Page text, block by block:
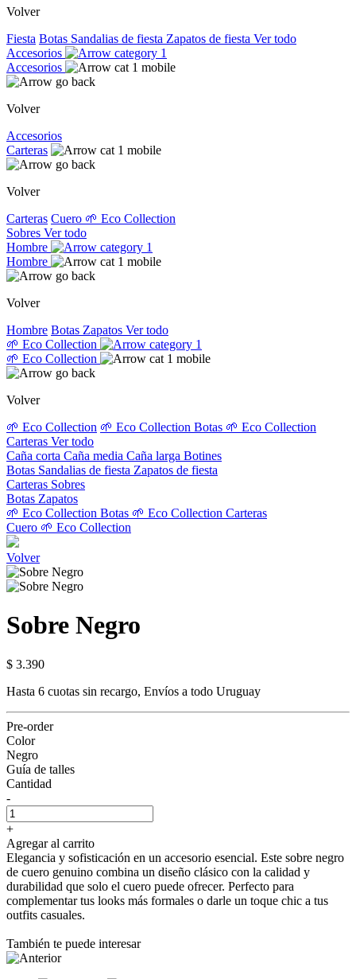
Volver
Fiesta Botas Sandalias de fiesta Zapatos de fiesta Ver todo
Accesorios
Accesorios
Volver
Accesorios
Carteras
Volver
Carteras Cuero 🌱 Eco Collection
Sobres Ver todo
Hombre
Hombre
Volver
Hombre Botas Zapatos Ver todo
🌱 Eco Collection
🌱 Eco Collection
Volver
🌱 Eco Collection 🌱 Eco Collection Botas 🌱 Eco Collection
Carteras Ver todo
Caña corta Caña media Caña larga Botines
Botas Sandalias de fiesta Zapatos de fiesta
Carteras Sobres
Botas Zapatos
🌱 Eco Collection Botas 🌱 Eco Collection Carteras
Cuero 🌱 Eco Collection
Volver
Sobre Negro
$ 3.390
Hasta 6 cuotas sin recargo, Envíos a todo Uruguay
Pre-order
Color
Negro
Guía de talles
Cantidad
-
+
Agregar al carrito
Elegancia y sofisticación en un accesorio esencial. Este sobre negro
de cuero genuino combina un diseño clásico con la calidad y
durabilidad que solo el cuero puede ofrecer. Perfecto para
complementar tus looks más formales o darle un toque chic a tus
outfits casuales.
También te puede interesar